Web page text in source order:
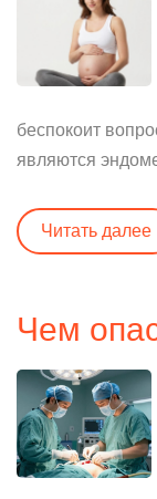
беспокоит
являются
Читать далее
Чем